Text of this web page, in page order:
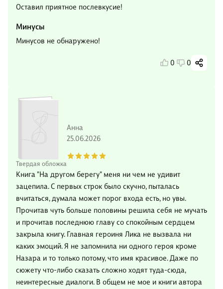
Оставил приятное послевкусие!
Минусы
Минусов не обнаружено!
0 0
Твердая обложка
Анна
25.06.2026
Книга "На другом берегу" меня ни чем не удивит
зацепила. С первых строк было скучно, пыталась
вчитаться, думала может порог входа есть, но увы.
Прочитав чуть больше половины решила себя не мучать
и прочитав последнюю главу со спокойным сердцем
закрыла книгу. Главная героиня Лика не вызвала ни
каких эмоций. Я не запомнила ни одного героя кроме
Назара и то только потому, что имя красивое. Даже по
сюжету что-либо сказать сложно ходят туда-сюда,
неинтересные диалоги. В общем не мое и книги автора